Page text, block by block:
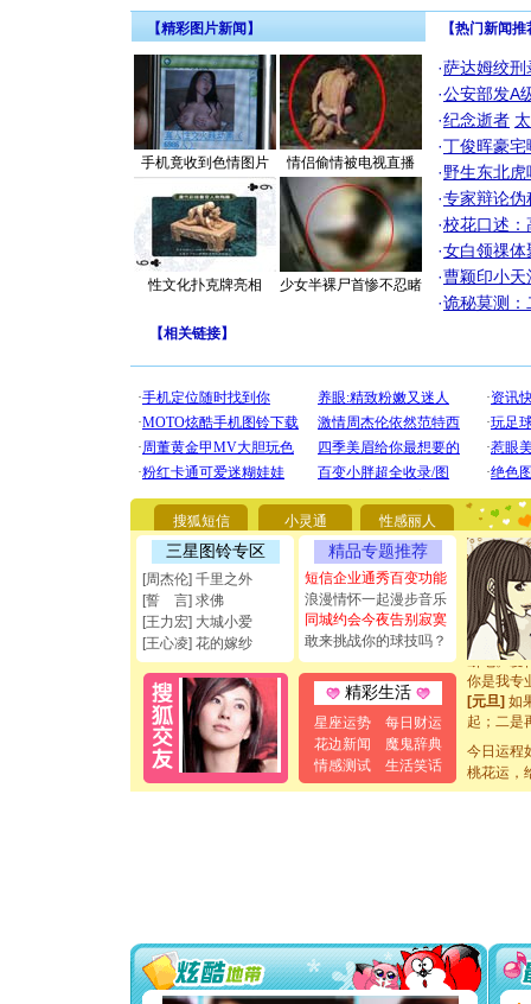
【精彩图片新闻】
手机竟收到色情图片 情侣偷情被电视直播
性文化扑克牌亮相 少女半裸尸首惨不忍睹
【热门新闻
·萨达姆绞刑
·公安部发A
·纪念逝者
·丁俊晖豪
·野生东北
·专家辩论伪
·校花口述：
·女白领祼体
·曹颖印小天
·诡秘莫测：
【相关链接】
搜狐短信 小灵通 性感丽人
三星图铃专区
[周杰伦] 千里之外
[誓 言] 求佛
[王力宏] 大城小爱
[王心凌] 花的嫁纱
精品专题推荐
短信企业通秀百变功能
浪漫情怀一起漫步音乐
同城约会今夜告别寂寞
敢来挑战你的球技吗？
精彩生活
星座运势
每日财运
花边新闻
魔鬼辞典
情感测试
生活笑话
[圣诞节]
要平安！
[圣诞节]
能正大光
都要快乐
[圣诞节]
如意,快
[元旦]看
断电。爱
你是我专
[元旦]如
起；二是
离。水晶
[元旦]当
泣，这痛
卖了。水
你太多，
要平安
[圣诞节]
今日运程
桃花运，